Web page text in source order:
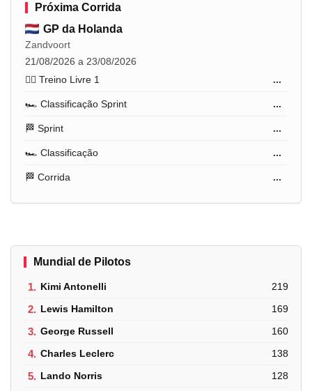
Próxima Corrida
GP da Holanda
Zandvoort
21/08/2026 a 23/08/2026
🏋️‍♂️ Treino Livre 1
...
🏎️ Classificação Sprint ...
🏁 Sprint ...
🏎️ Classificação ...
🏁 Corrida ...
Mundial de Pilotos
1. Kimi Antonelli 219
2. Lewis Hamilton 169
3. George Russell 160
4. Charles Leclerc 138
5. Lando Norris 128